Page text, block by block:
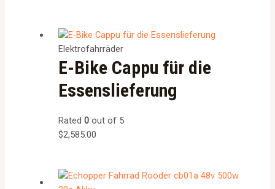
Elektrofahrräder
E-Bike Cappu für die
Essenslieferung
Rated0 out of 5
$2,585.00